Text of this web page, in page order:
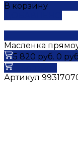
В корзину
Масленка
5 820 руб. 0
Артикул